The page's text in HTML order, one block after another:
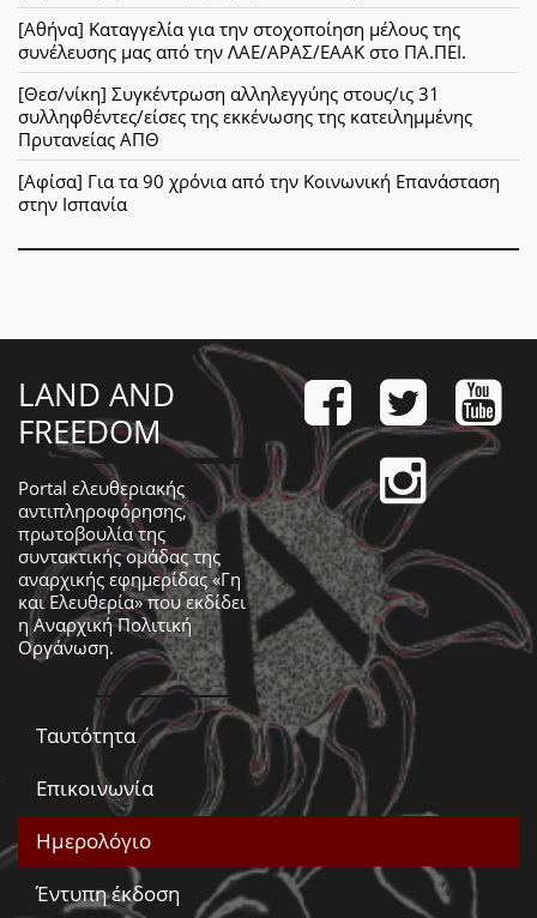
[Αθήνα] Καταγγελία για την στοχοποίηση μέλους της
συνέλευσης μας από την ΛΑΕ/ΑΡΑΣ/ΕΑΑΚ στο ΠΑ.ΠΕΙ.
[Θεσ/νίκη] Συγκέντρωση αλληλεγγύης στους/ις 31
συλληφθέντες/είσες της εκκένωσης της κατειλημμένης
Πρυτανείας ΑΠΘ
[Αφίσα] Για τα 90 χρόνια από την Κοινωνική Επανάσταση
στην Ισπανία
LAND AND
FREEDOM
Portal ελευθεριακής
αντιπληροφόρησης,
πρωτοβουλία της
συντακτικής ομάδας της
αναρχικής εφημερίδας «Γη
και Ελευθερία» που εκδίδει
ηΑναρχική Πολιτική
Οργάνωση.
Ταυτότητα
Επικοινωνία
Ημερολόγιο
Έντυπη έκδοση